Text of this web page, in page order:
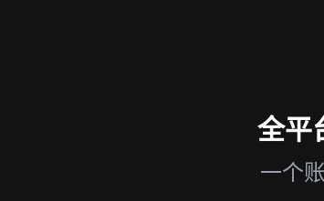
全平
一个